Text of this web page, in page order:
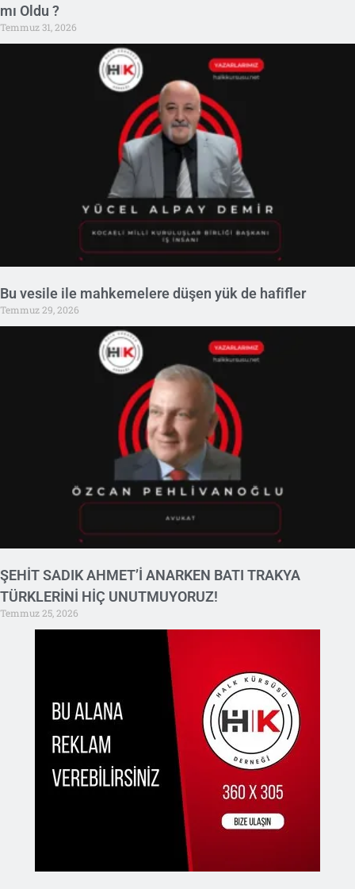
mı Oldu ?
Temmuz 31, 2026
Bu vesile ile mahkemelere düşen yük de hafifler
Temmuz 29, 2026
ŞEHİT SADIK AHMET’İ ANARKEN BATI TRAKYA
TÜRKLERİNİ HİÇ UNUTMUYORUZ!
Temmuz 25, 2026